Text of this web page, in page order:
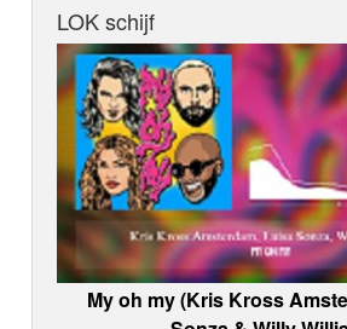
LOK schijf
My oh my (Kris Kross